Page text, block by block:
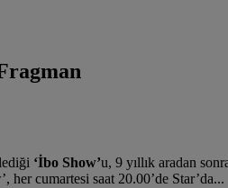
‘İbo Show’u, 9 yıllık aradan
her cumartesi saat 20.00’de Star’da...